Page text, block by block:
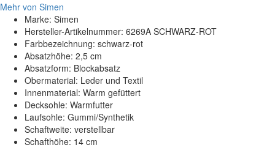
Mehr von Simen
Marke: Simen
Hersteller-Artikelnummer: 6269A SCHWARZ-ROT
Farbbezeichnung: schwarz-rot
Absatzhöhe: 2,5 cm
Absatzform: Blockabsatz
Obermaterial: Leder und Textil
Innenmaterial: Warm gefüttert
Decksohle: Warmfutter
Laufsohle: Gummi/Synthetik
Schaftweite: verstellbar
Schafthöhe: 14 cm